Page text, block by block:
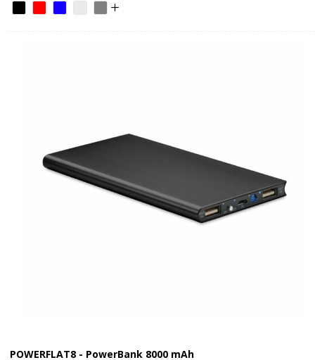
POWERFLAT8 - PowerBank 8000 mAh